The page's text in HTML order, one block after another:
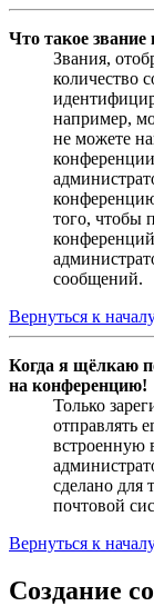
Что такое звание
Звания,
количество
например,
не можете
того, чтобы
сообщений.
Вернуться к
Когда я щёлкаю
на конференцию!
Только
отправлять
встроенную
сделано для
почтовой
Вернуться к
Создание